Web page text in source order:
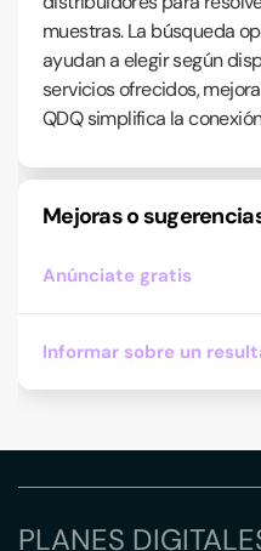
muestras. La búsqueda
ayudan a elegir según
servicios ofrecidos,
QDQ simplifica la
Mejoras o
Anúnciate gratis
Informar sobre un
PLANES